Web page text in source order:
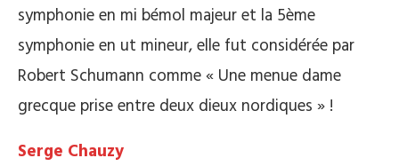
symphonie en mi bémol majeur et la 5ème
symphonie en ut mineur, elle fut considérée par
Robert Schumann comme « Une menue dame
grecque prise entre deux dieux nordiques » !
Serge Chauzy